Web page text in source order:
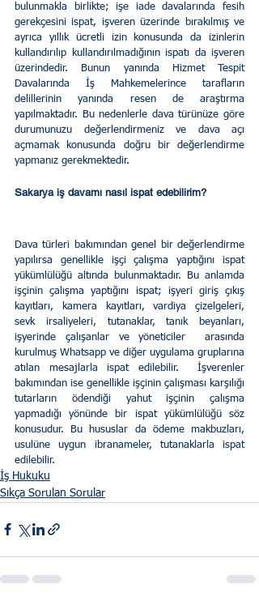
bulunmakla birlikte; işe iade davalarında fesih
gerekçesini ispat, işveren üzerinde bırakılmış ve
ayrıca yıllık ücretli izin konusunda da izinlerin
kullandırılıp kullandırılmadığının ispatı da işveren
üzerindedir. Bunun yanında Hizmet Tespit
Davalarında İş Mahkemelerince tarafların
delillerinin yanında resen de araştırma
yapılmaktadır. Bu nedenlerle dava türünüze göre
durumunuzu değerlendirmeniz ve dava açı
açmamak konusunda doğru bir değerlendirme
yapmanız gerekmektedir.
Sakarya iş davamı nasıl ispat edebilirim?
Dava türleri bakımından genel bir değerlendirme
yapılırsa genellikle işçi çalışma yaptığını ispat
yükümlülüğü altında bulunmaktadır. Bu anlamda
işçinin çalışma yaptığını ispat; işyeri giriş çıkış
kayıtları, kamera kayıtları, vardiya çizelgeleri,
sevk irsaliyeleri, tutanaklar, tanık beyanları,
işyerinde çalışanlar ve yöneticiler  arasında
kurulmuş Whatsapp ve diğer uygulama gruplarına
atılan mesajlarla ispat edilebilir.  İşverenler
bakımından ise genellikle işçinin çalışması karşılığı
tutarların ödendiği yahut işçinin çalışma
yapmadığı yönünde bir ispat yükümlülüğü söz
konusudur. Bu hususlar da ödeme makbuzları,
usulüne uygun ibranameler, tutanaklarla ispat
edilebilir.
İş Hukuku
Sıkça Sorulan Sorular